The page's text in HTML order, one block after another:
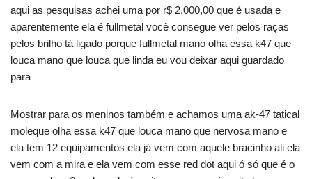
aqui as pesquisas achei uma por r$ 2.000,00 que é usada e
aparentemente ela é fullmetal você consegue ver pelos raças
pelos brilho tá ligado porque fullmetal mano olha essa k47 que
louca mano que louca que linda eu vou deixar aqui guardado
para
Mostrar para os meninos também e achamos uma ak-47 tatical
moleque olha essa k47 que louca mano que nervosa mano e
ela tem 12 equipamentos ela já vem com aquele bracinho ali ela
vem com a mira e ela vem com esse red dot aqui ó só que é o